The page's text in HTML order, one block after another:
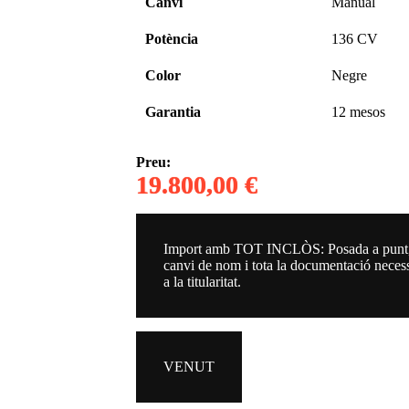
Potència 136 CV
Color Negre
Garantia 12 mesos
Preu:
19.800,00 €
Import amb TOT INCLÒS: Posada a
canvi de nom i tota la documentació
a la titularitat.
VENUT